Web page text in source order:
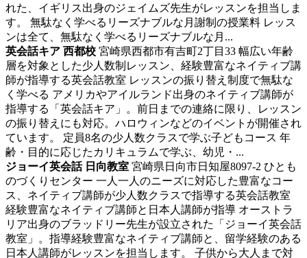
れた、イギリス出身のジェイムズ先生がレッスンを担当しま
す。 無駄なく学べるリーズナブルな月謝制の授業料 レッス
ンは全て、無駄なく学べるリーズナブルな月...
英会話キア 西都校 宮崎県西都市有吉町2丁目33 幅広い年齢
層を対象とした少人数制レッスン、経験豊富なネイティブ講
師が指導する英会話教室 レッスンの振り替え制度で無駄な
く学べる アメリカやアイルランド出身のネイティブ講師が
指導する「英会話キア」。前日までの連絡に限り、レッスン
の振り替えにも対応。ハロウィンなどのイベントが開催され
ています。 定員8名の少人数クラスで学ぶ子どもコース 年
齢・目的に応じたカリキュラムで学ぶ、幼児・...
ジョーイ英会話 日向教室 宮崎県日向市日知屋8097-2 ひとも
のづくりセンター 一人一人のニーズに対応した豊富なコー
ス、ネイティブ講師が少人数クラスで指導する英会話教室
経験豊富なネイティブ講師と日本人講師が指導 オーストラ
リア出身のブラッドリー先生が設立された「ジョーイ英会話
教室」。指導経験豊富なネイティブ講師と、留学経験のある
日本人講師がレッスンを担当します。 子供から大人まで対